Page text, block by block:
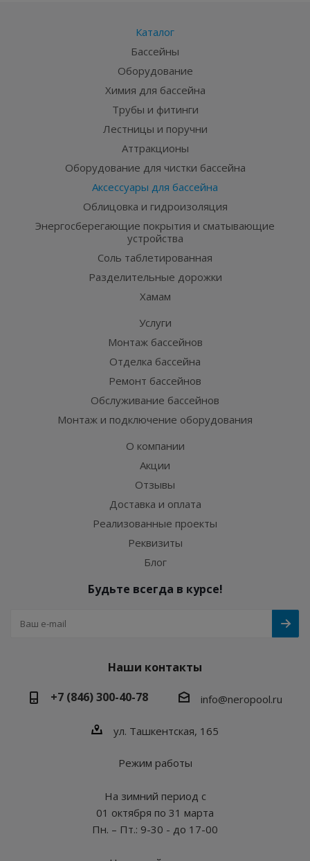
Каталог
Бассейны
Оборудование
Химия для бассейна
Трубы и фитинги
Лестницы и поручни
Аттракционы
Оборудование для чистки бассейна
Аксессуары для бассейна
Облицовка и гидроизоляция
Энергосберегающие покрытия и сматывающие
устройства
Соль таблетированная
Разделительные дорожки
Хамам
Услуги
Монтаж бассейнов
Отделка бассейна
Ремонт бассейнов
Обслуживание бассейнов
Монтаж и подключение оборудования
О компании
Акции
Отзывы
Доставка и оплата
Реализованные проекты
Реквизиты
Блог
Будьте всегда в курсе!
Наши контакты
+7 (846) 300-40-78
info@neropool.ru
ул. Ташкентская, 165
Режим работы
На зимний период с
01 октября по 31 марта
Пн. – Пт.: 9-30 - до 17-00